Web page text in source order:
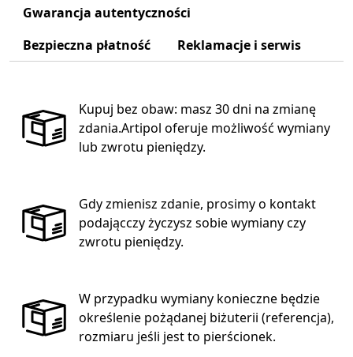
Gwarancja autentyczności
Bezpieczna płatność
Reklamacje i serwis
Kupuj bez obaw: masz 30 dni na zmianę
zdania.Artipol oferuje możliwość wymiany
lub zwrotu pieniędzy.
Gdy zmienisz zdanie, prosimy o kontakt
podającczy życzysz sobie wymiany czy
zwrotu pieniędzy.
W przypadku wymiany konieczne będzie
określenie pożądanej biżuterii (referencja),
rozmiaru jeśli jest to pierścionek.